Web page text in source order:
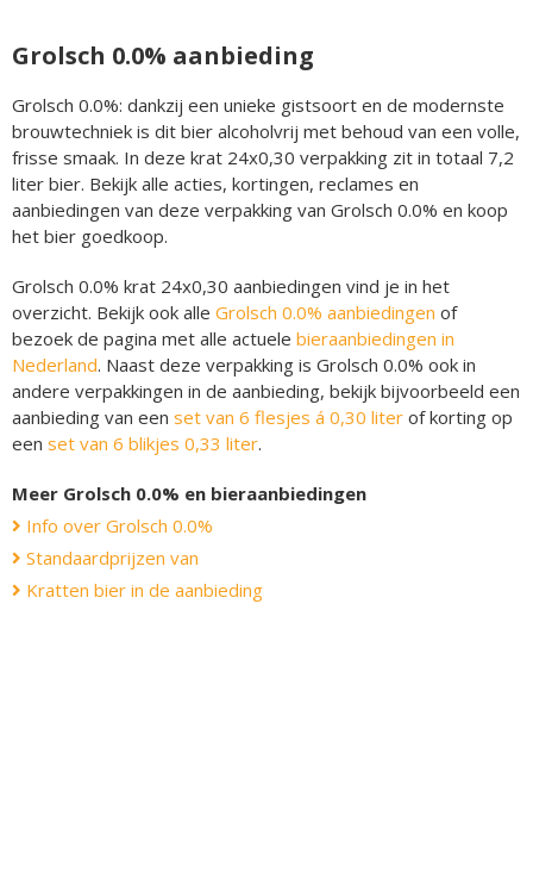
Grolsch 0.0% aanbieding
Grolsch 0.0%: dankzij een unieke gistsoort en de modernste
brouwtechniek is dit bier alcoholvrij met behoud van een volle,
frisse smaak. In deze krat 24x0,30 verpakking zit in totaal 7,2
liter bier. Bekijk alle acties, kortingen, reclames en
aanbiedingen van deze verpakking van Grolsch 0.0% en koop
het bier goedkoop.
Grolsch 0.0% krat 24x0,30 aanbiedingen vind je in het
overzicht. Bekijk ook alle Grolsch 0.0% aanbiedingen of
bezoek de pagina met alle actuele bieraanbiedingen in
Nederland. Naast deze verpakking is Grolsch 0.0% ook in
andere verpakkingen in de aanbieding, bekijk bijvoorbeeld een
aanbieding van een set van 6 flesjes á 0,30 liter of korting op
een set van 6 blikjes 0,33 liter.
Meer Grolsch 0.0% en bieraanbiedingen
Info over Grolsch 0.0%
Standaardprijzen van
Kratten bier in de aanbieding